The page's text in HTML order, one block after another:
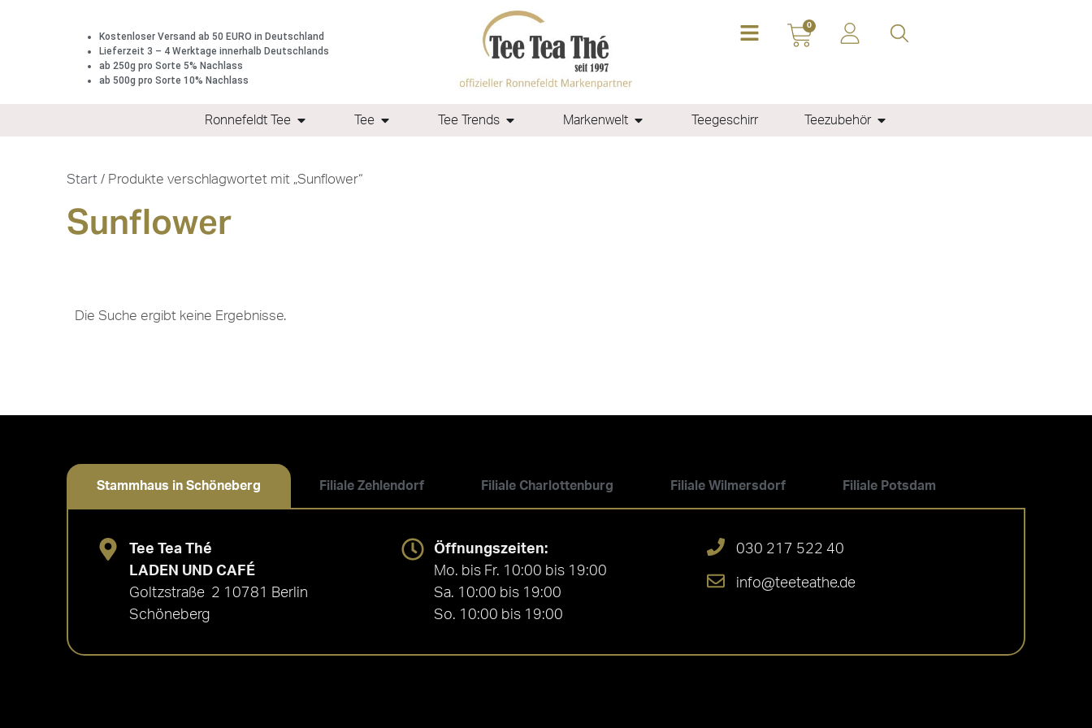
Kostenloser Versand ab 50 EURO in Deutschland
Lieferzeit 3 – 4 Werktage innerhalb Deutschlands
ab 250g pro Sorte 5% Nachlass
ab 500g pro Sorte 10% Nachlass
0
Ronnefeldt Tee Tee Tee Trends Markenwelt Teegeschirr Teezubehör
Start / Produkte verschlagwortet mit „Sunflower“
Sunflower
Die Suche ergibt keine Ergebnisse.
Stammhaus in Schöneberg Filiale Zehlendorf Filiale Charlottenburg Filiale Wilmersdorf Filiale Potsdam
Tee Tea Thé
LADEN UND CAFÉ
Goltzstraße 2 10781 Berlin
Schöneberg
Öffnungszeiten:
Mo. bis Fr. 10:00 bis 19:00
Sa. 10:00 bis 19:00
So. 10:00 bis 19:00
030 217 522 40
info@teeteathe.de